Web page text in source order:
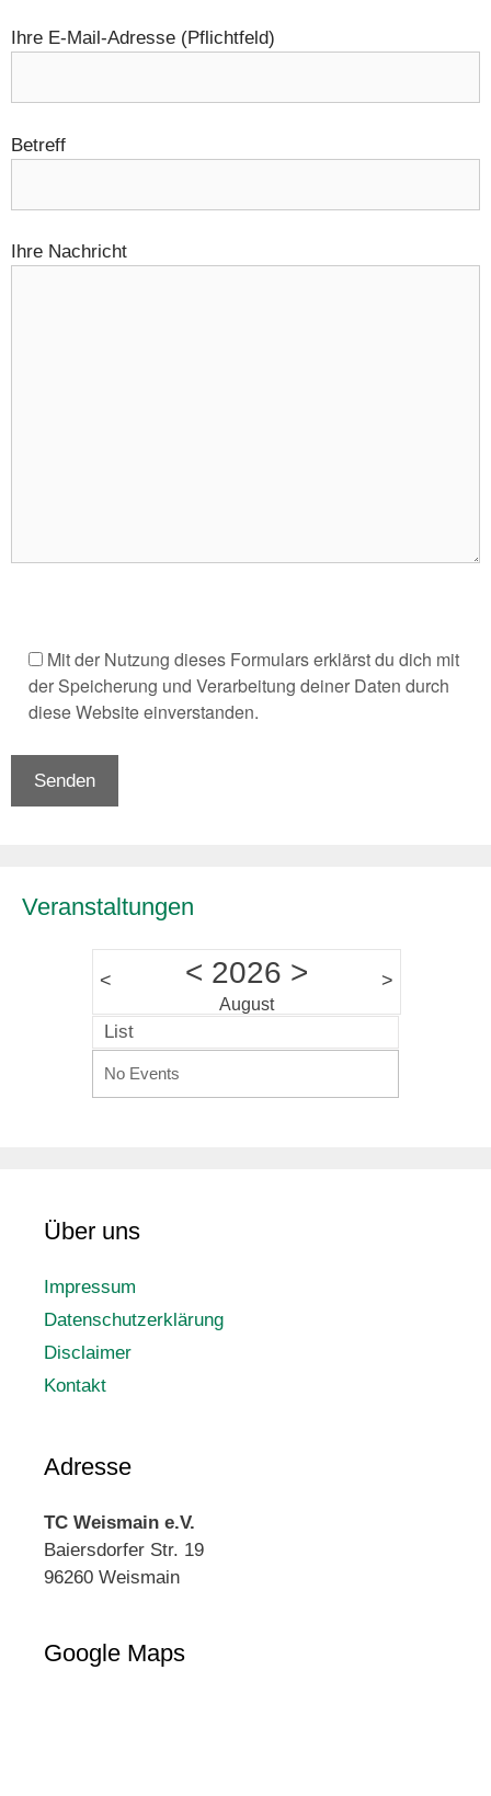
Ihre E-Mail-Adresse (Pflichtfeld)
Betreff
Ihre Nachricht
Mit der Nutzung dieses Formulars erklärst du dich mit
der Speicherung und Verarbeitung deiner Daten durch
diese Website einverstanden.
Veranstaltungen
< < 2026 >
August
>
List
No Events
Über uns
Impressum
Datenschutzerklärung
Disclaimer
Kontakt
Adresse
TC Weismain e.V.
Baiersdorfer Str. 19
96260 Weismain
Google Maps